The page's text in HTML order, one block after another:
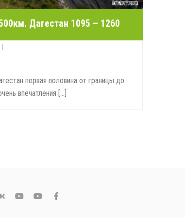
Дагестан 1095 – 1260
первая половина от границы до
впечатления [...]